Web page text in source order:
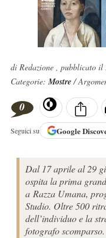
di Redazione , pubblicato il
Categorie:Mostre/
0
Seguici su Google
Dal 17 aprile al 29
ospita la prima
a Razza Umana,
Studio. Oltre 500
dell’individuo e la
fotografo scomparso.